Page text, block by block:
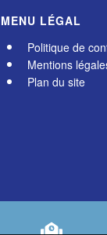
MENU LÉGAL
Politique de
Mentions
Plan du site